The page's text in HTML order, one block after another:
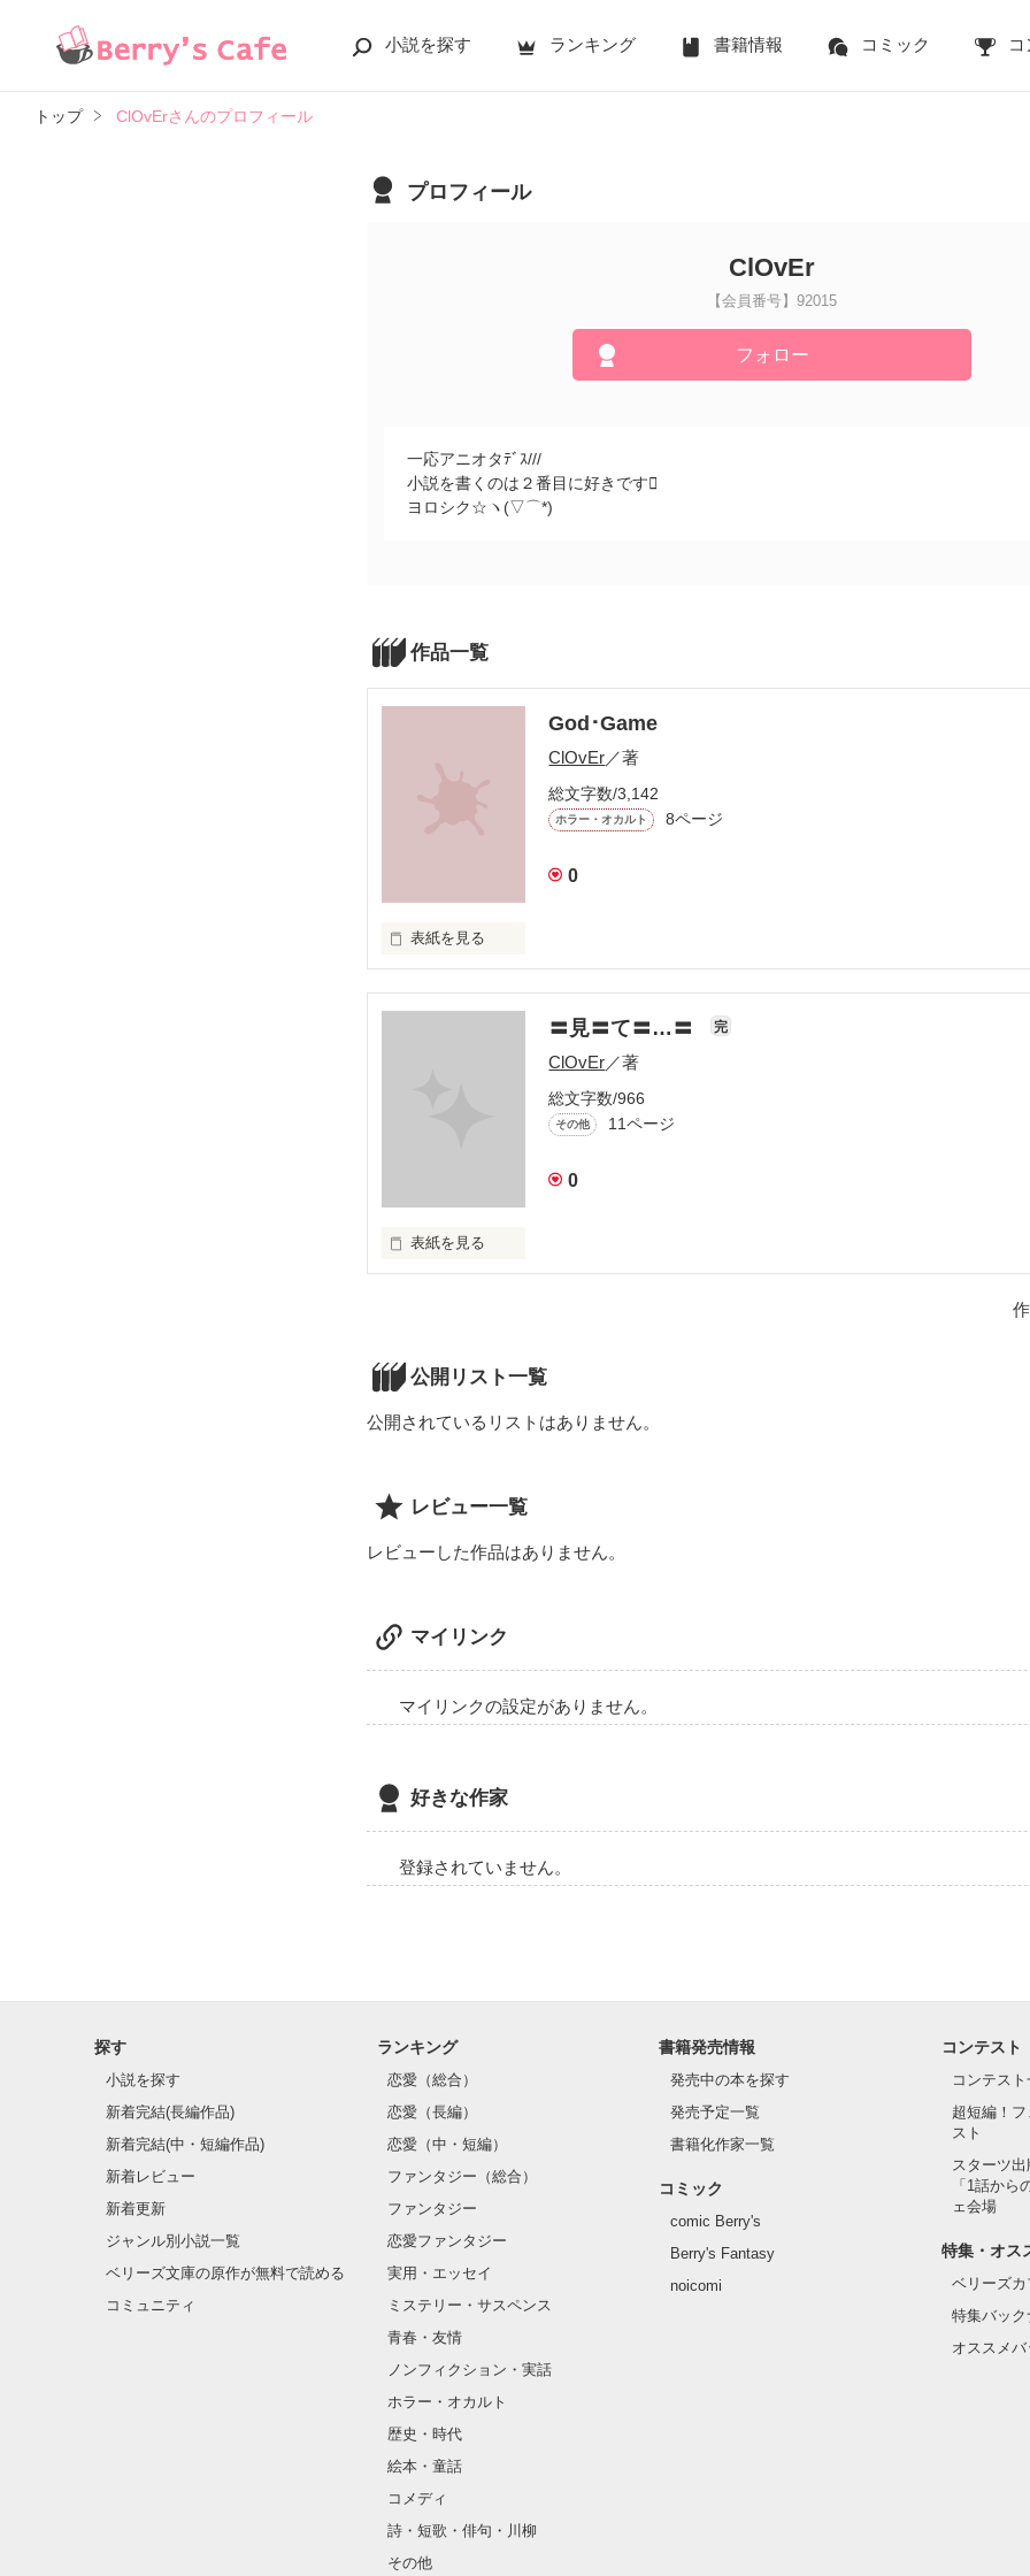
小説を探す ランキング 書籍情報 コミック コ
トップ ClOvErさんのプロフィール
プロフィール
ClOvEr
【会員番号】92015
フォロー
一応アニオタﾃﾞｽ///
小説を書くのは２番目に好きです
ヨロシク☆ヽ(▽⌒*)
作品一覧
God･Game
ClOvEr／著
総文字数/3,142
ホラー・オカルト 8ページ
0
表紙を見る
私は作り出したのだろう…
死のゲームが
今、始まる…
〓見〓て〓…〓 完
ClOvEr／著
総文字数/966
その他 11ページ
0
表紙を見る
公開リスト一覧
公開されているリストはありません。
レビュー一覧
レビューした作品はありません。
マイリンク
マイリンクの設定がありません。
好きな作家
登録されていません。
探す
小説を探す
新着完結(長編作品)
新着完結(中・短編作品)
新着レビュー
新着更新
ジャンル別小説一覧
ベリーズ文庫の原作が無料で読める
コミュニティ
ランキング
恋愛（総合）
恋愛（長編）
恋愛（中・短編）
ファンタジー（総合）
ファンタジー
恋愛ファンタジー
実用・エッセイ
ミステリー・サスペンス
青春・友情
ノンフィクション・実話
ホラー・オカルト
歴史・時代
絵本・童話
コメディ
詩・短歌・俳句・川柳
その他
書籍発売情報
発売中の本を探す
発売予定一覧
書籍化作家一覧
コミック
comic Berry's
Berry's Fantasy
noicomi
コンテスト
コンテスト
超短編！
スト
スターツ
「1話から
ェ会場
特集・オス
ベリーズ
特集バック
オススメ